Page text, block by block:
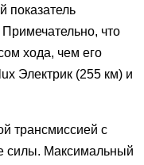
показатель
что
хода, чем его
Электрик (255 км) и
трансмиссией с
силы. Максимальный